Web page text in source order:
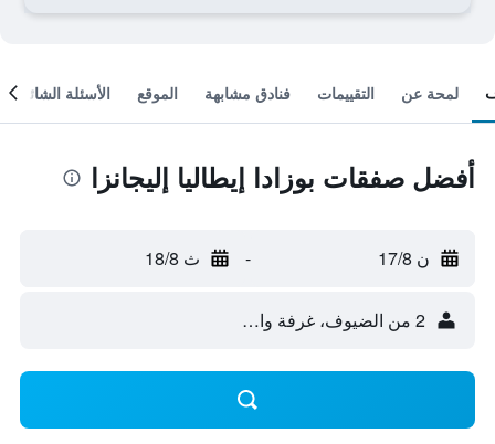
لمحة عن التقييمات فنادق مشابهة الموقع الأسئلة الشائعة
أفضل صفقات بوزادا إيطاليا إليجانزا
ن 17/8 - ث 18/8
2 من الضيوف، غرفة واحدة